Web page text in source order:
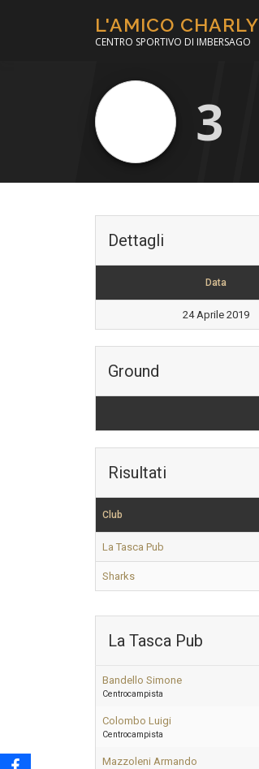
L'AMICO CHARLY
CENTRO SPORTIVO DI IMBERSAGO
3
Dettagli
Data
24 Aprile 2019
Ground
Risultati
Club
La Tasca Pub
Sharks
La Tasca Pub
Bandello Simone
Centrocampista
Colombo Luigi
Centrocampista
Mazzoleni Armando